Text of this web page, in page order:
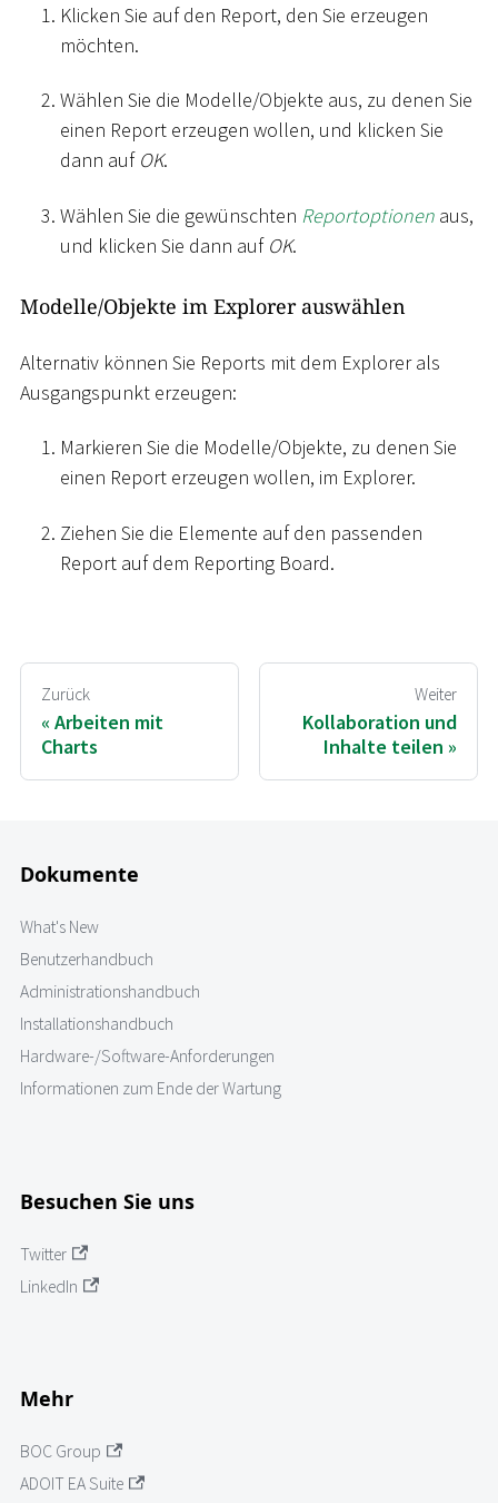
Klicken Sie auf den Report, den Sie erzeugen
möchten.
Wählen Sie die Modelle/Objekte aus, zu denen Sie
einen Report erzeugen wollen, und klicken Sie
dann auf OK.
Wählen Sie die gewünschten Reportoptionen aus,
und klicken Sie dann auf OK.
Modelle/Objekte im Explorer auswählen
Alternativ können Sie Reports mit dem Explorer als
Ausgangspunkt erzeugen:
Markieren Sie die Modelle/Objekte, zu denen Sie
einen Report erzeugen wollen, im Explorer.
Ziehen Sie die Elemente auf den passenden
Report auf dem Reporting Board.
Zurück
Arbeiten mit
Charts
Weiter
Kollaboration und
Inhalte teilen
Dokumente
What's New
Benutzerhandbuch
Administrationshandbuch
Installationshandbuch
Hardware-/Software-Anforderungen
Informationen zum Ende der Wartung
Besuchen Sie uns
Twitter
LinkedIn
Mehr
BOC Group
ADOIT EA Suite